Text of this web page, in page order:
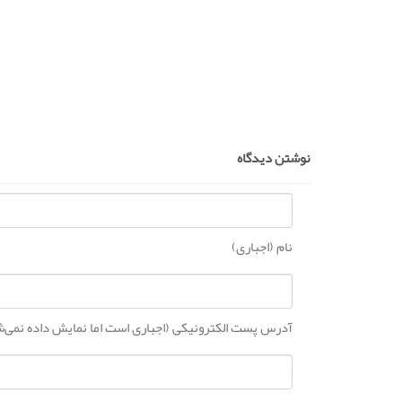
نوشتن دیدگاه
نام (اجباری)
آدرس پست الکترونیکی (اجباری است اما نمایش داده